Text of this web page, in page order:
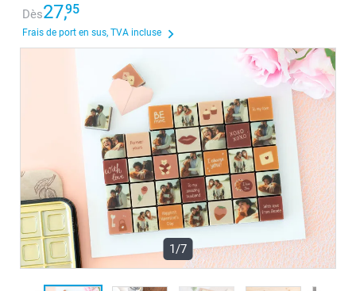
Dès27,95
Frais de port en sus, TVA incluse
1/7